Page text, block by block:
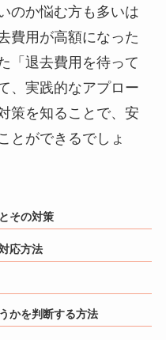
のか悩む方も多いは
費用が高額になった
「退去費用を待って
、実践的なアプロー
策を知ることで、安
とができるでしょ
その対策
応方法
かを判断する方法